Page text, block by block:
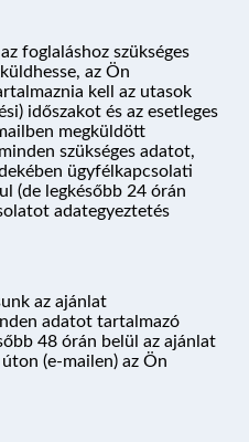
foglaláshoz szükséges
az Ön
kell az utasok
időszakot és az esetleges
megküldött
szükséges adatot,
ügyfélkapcsolati
(de legkésőbb 24 órán
adategyeztetés
az ajánlat
adatot tartalmazó
48 órán belül az ajánlat
(e-mailen) az Ön